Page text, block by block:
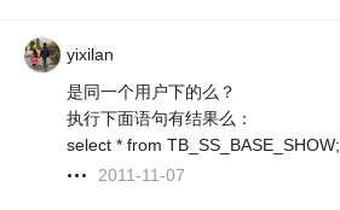
yixilan
是同一个用户下的么？
执行下面语句有结果么：
select * from TB_SS_BASE_SHOW;
2011-11-07